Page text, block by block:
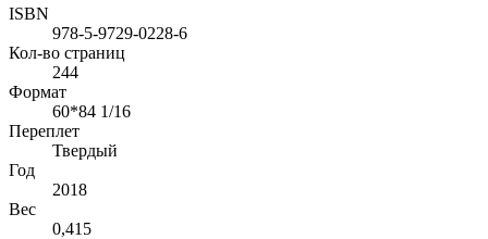
ISBN
978-5-9729-0228-6
Кол-во страниц
244
Формат
60*84 1/16
Переплет
Твердый
Год
2018
Вес
0,415